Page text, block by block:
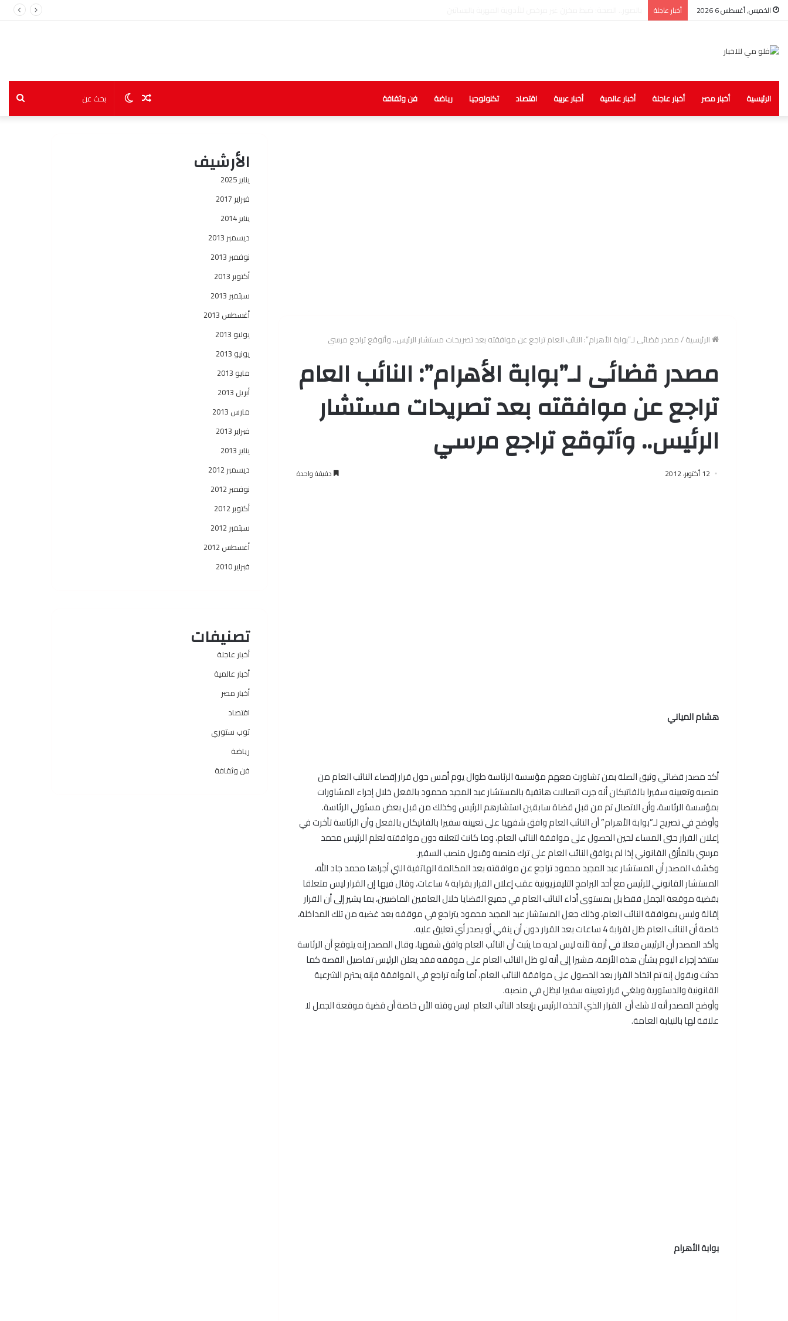
الخميس, أغسطس 6 2026 أخبار عاجلة
الرئيسية أخبار مصر أخبار عاجلة أخبار عالمية أخبار عربية اقتصاد تكنولوجيا رياضة فن وثقافة بحث
الوضعمقال
الرئيسية/مصدر قضائى لـ”بوابة الأهرام”: النائب العام تراجع عن موافقته بعد تصريحات مستشار الرئيس.. وأتوقع تراجع مرسي
مصدر قضائى لـ”بوابة الأهرام”: النائب العام
تراجع عن موافقته بعد تصريحات مستشار
الرئيس.. وأتوقع تراجع مرسي
12 أكتوبر، 2012 دقيقة واحدة
هشام المياني
أكد مصدر قضائي وثيق الصلة بمن تشاورت معهم مؤسسة الرئاسة طوال يوم أمس حول قرار إقصاء النائب العام من
منصبه وتعيينه سفيرا بالفاتيكان أنه جرت اتصالات هاتفية بالمستشار عبد المجيد محمود بالفعل خلال إجراء المشاورات
بمؤسسة الرئاسة، وأن الاتصال تم من قبل قضاة سابقين استشارهم الرئيس وكذلك من قبل بعض مسئولي الرئاسة.
وأوضح في تصريح لـ”بوابة الأهرام” أن النائب العام وافق شفهيا على تعيينه سفيرا بالفاتيكان بالفعل وأن الرئاسة تأخرت في
إعلان القرار حتى المساء لحين الحصول على موافقة النائب العام، وما كانت لتعلنه دون موافقته لعلم الرئيس محمد
مرسي بالمأزق القانوني إذا لم يوافق النائب العام على ترك منصبه وقبول منصب السفير.
وكشف المصدر أن المستشار عبد المجيد محمود تراجع عن موافقته بعد المكالمة الهاتفية التي أجراها محمد جاد الله،
المستشار القانوني للرئيس مع أحد البرامج التليفزيونية عقب إعلان القرار بقرابة 4 ساعات، وقال فيها إن القرار ليس متعلقا
بقضية موقعة الجمل فقط بل بمستوى أداء النائب العام في جميع القضايا خلال العامين الماضيين، بما يشير إلى أن القرار
إقالة وليس بموافقة النائب العام، وذلك جعل المستشار عبد المجيد محمود يتراجع في موقفه بعد غضبه من تلك المداخلة،
خاصة أن النائب العام ظل لقرابة 4 ساعات بعد القرار دون أن ينفي أو يصدر أي تعليق عليه.
وأكد المصدر أن الرئيس فعلا في أزمة لأنه ليس لديه ما يثبت أن النائب العام وافق شفهيا، وقال المصدر إنه يتوقع أن الرئاسة
ستتخذ إجراء اليوم بشأن هذه الأزمة، مشيرا إلى أنه لو ظل النائب العام على موقفه فقد يعلن الرئيس تفاصيل القصة كما
حدثت ويقول إنه تم اتخاذ القرار بعد الحصول على موافقة النائب العام، أما وأنه تراجع في الموافقة فإنه يحترم الشرعية
القانونية والدستورية ويلغي قرار تعيينه سفيرا ليظل في منصبه.
وأوضح المصدر أنه لا شك أن القرار الذي اتخذه الرئيس بإبعاد النائب العام ليس وقته الأن خاصة أن قضية موقعة الجمل لا
علاقة لها بالنيابة العامة.
بوابة الأهرام
الأرشيف
يناير 2025
فبراير 2017
يناير 2014
ديسمبر 2013
نوفمبر 2013
أكتوبر 2013
سبتمبر 2013
أغسطس 2013
يوليو 2013
يونيو 2013
مايو 2013
أبريل 2013
مارس 2013
فبراير 2013
يناير 2013
ديسمبر 2012
نوفمبر 2012
أكتوبر 2012
سبتمبر 2012
أغسطس 2012
فبراير 2010
تصنيفات
أخبار عاجلة
أخبار عالمية
أخبار مصر
اقتصاد
توب ستوري
رياضة
فن وثقافة